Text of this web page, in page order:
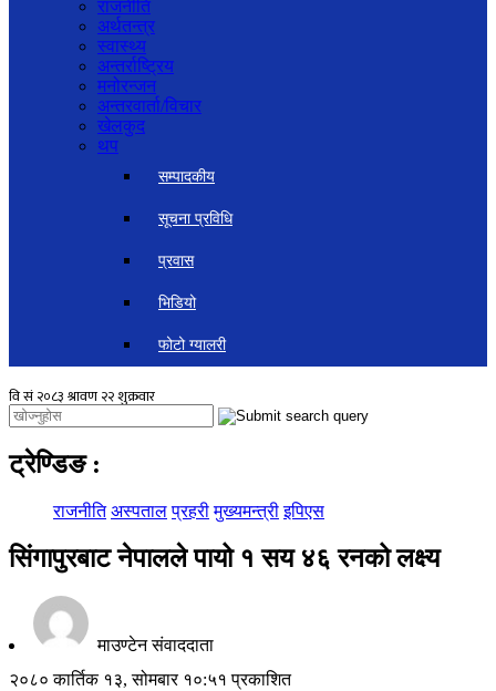
राजनीति
अर्थतन्त्र
स्वास्थ्य
अन्तर्राष्ट्रिय
मनोरन्जन
अन्तरवार्ता/विचार
खेलकुद
थप
सम्पादकीय
सूचना प्रविधि
प्रवास
भिडियो
फोटो ग्यालरी
ट्रेण्डिङ :
राजनीति अस्पताल प्रहरी मुख्यमन्त्री इपिएस
सिंगापुरबाट नेपालले पायो १ सय ४६ रनको लक्ष्य
माउण्टेन संवाददाता
२०८० कार्तिक १३, सोमबार १०:५१ प्रकाशित